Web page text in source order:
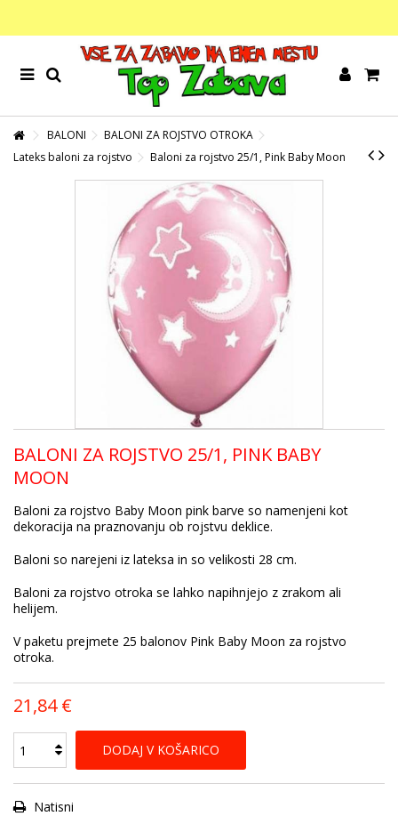
BALONI
BALONI ZA ROJSTVO OTROKA
Lateks baloni za rojstvo
Baloni za rojstvo 25/1, Pink Baby Moon
BALONI ZA ROJSTVO 25/1, PINK BABY
MOON
Baloni za rojstvo Baby Moon pink barve so namenjeni kot
dekoracija na praznovanju ob rojstvu deklice.
Baloni so narejeni iz lateksa in so velikosti 28 cm.
Baloni za rojstvo otroka se lahko napihnjejo z zrakom ali
helijem.
V paketu prejmete 25 balonov Pink Baby Moon za rojstvo
otroka.
21,84 €
DODAJ V KOŠARICO
Natisni